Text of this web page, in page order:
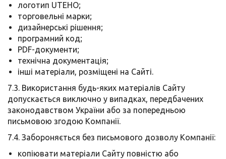
логотип UTEHO;
торговельні марки;
дизайнерські рішення;
програмний код;
PDF-документи;
технічна документація;
інші матеріали, розміщені на Сайті.
7.3. Використання будь-яких матеріалів Сайту
допускається виключно у випадках, передбачених
законодавством України або за попередньою
письмовою згодою Компанії.
7.4. Забороняється без письмового дозволу Компанії:
копіювати матеріали Сайту повністю або